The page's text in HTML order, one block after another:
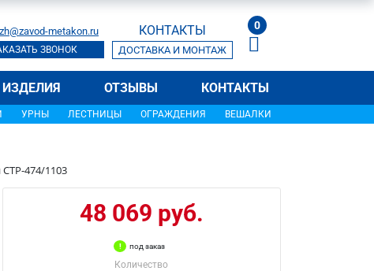
metakon.ru
ЗВОНОК
КОНТАКТЫ
ДОСТАВКА И МОНТАЖ
0
ОТЗЫВЫ КОНТАКТЫ
УРНЫ ЛЕСТНИЦЫ ОГРАЖДЕНИЯ ВЕШАЛКИ
474/1103
48 069 руб.
под заказ
Количество